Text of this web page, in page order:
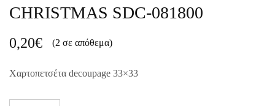
CHRISTMAS SDC-081800
0,20€ (2 σε απόθεμα)
Χαρτοπετσέτα decoupage 33×33